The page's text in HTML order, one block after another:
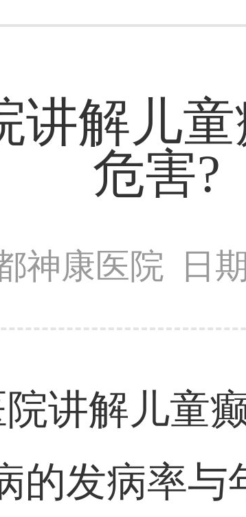
讲解儿
危害?
神康医院 日
讲解儿童
的发病率与